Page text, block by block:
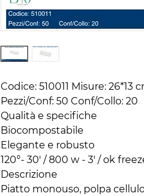
Codice: 510011 Misure: 26*13
Pezzi/Conf: 50 Conf/Collo: 20
Qualità e specifiche
Biocompostabile
Elegante e robusto
120°- 30' / 800 w - 3' / ok
Descrizione
Piatto monouso, polpa